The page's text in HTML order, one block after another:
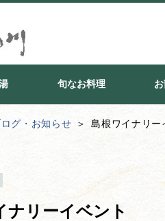
旬なお料理
ログ・お知らせ 島根ワイナリー
ナリーイベント